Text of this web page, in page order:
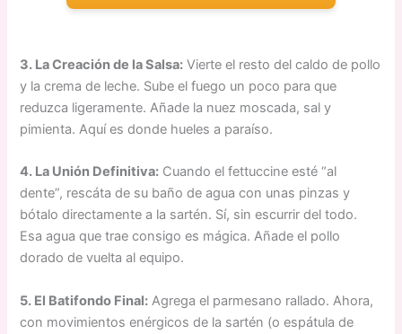
3. La Creación de la Salsa: Vierte el resto del caldo de pollo
y la crema de leche. Sube el fuego un poco para que
reduzca ligeramente. Añade la nuez moscada, sal y
pimienta. Aquí es donde hueles a paraíso.
4. La Unión Definitiva: Cuando el fettuccine esté “al
dente”, rescáta de su baño de agua con unas pinzas y
bótalo directamente a la sartén. Sí, sin escurrir del todo.
Esa agua que trae consigo es mágica. Añade el pollo
dorado de vuelta al equipo.
5. El Batifondo Final: Agrega el parmesano rallado. Ahora,
con movimientos enérgicos de la sartén (o espátula de